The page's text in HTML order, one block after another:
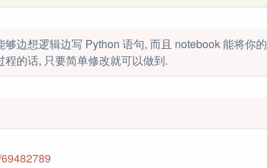
边想逻辑边写 Python 语句, 而且 notebook 能将你
的话, 只要简单修改就可以做到.